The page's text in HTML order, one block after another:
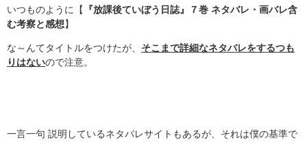
いつものように【
『放課後ていぼう日誌』７巻 ネタバレ・画バレ含
む考察と感想 】
な～んてタイトルをつけたが、 そこまで詳細なネタバレをするつも
りはないので注意。
一言一句 説明しているネタバレサイトもあるが、それは僕の基準で